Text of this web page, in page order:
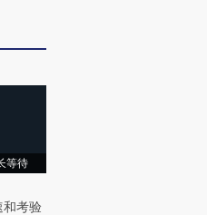
等待
和考验